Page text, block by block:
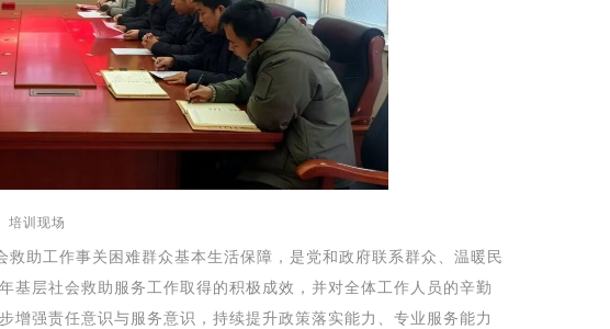
培训 现场
救助工作事关困难群众基本生活保障，是党和政府联系群众、温暖民
基层社会救助服务工作取得的积极成效，并对全体工作人员的辛勤
增强责任意识与服务意识，持续提升政策落实能力、专业服务能力